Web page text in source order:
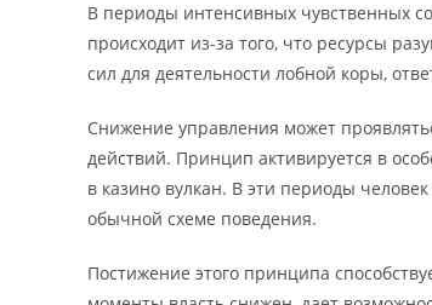
В периоды интенсивных чувственных
происходит из-за того, что ресурсы
сил для деятельности лобной коры,
Снижение управления может
действий. Принцип активируется в
в казино вулкан. В эти периоды
обычной схеме поведения.
Постижение этого принципа